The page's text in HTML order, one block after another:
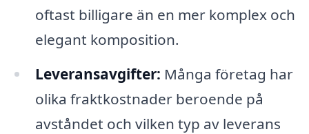
oftast billigare än en mer komplex och
elegant komposition.
Leveransavgifter: Många företag har
olika fraktkostnader beroende på
avståndet och vilken typ av leverans